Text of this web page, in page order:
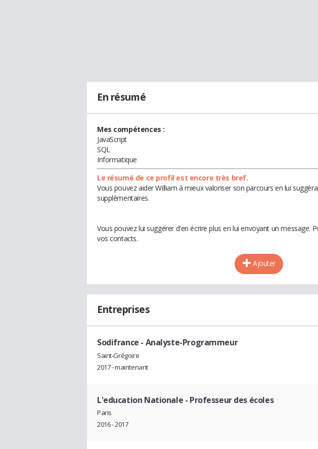
En résumé
Mes compétences :
JavaScript
SQL
Informatique
Le résumé de ce profil est encore très bref.
Vous pouvez aider William à mieux valoriser son parcours en lui
supplémentaires.
Vous pouvez lui suggérer d'en écrire plus en lui envoyant un message.
vos contacts.
Ajouter
Entreprises
Sodifrance - Analyste-Programmeur
Saint-Grégoire
2017 - maintenant
L'education Nationale - Professeur des écoles
Paris
2016 - 2017